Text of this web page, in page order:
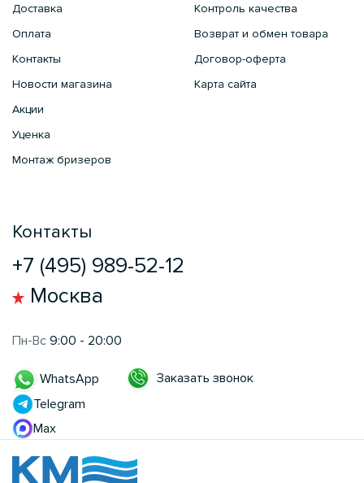
Доставка
Оплата
Контакты
Новости магазина
Акции
Уценка
Монтаж бризеров
Контроль качества
Возврат и обмен товара
Договор-оферта
Карта сайта
Контакты
+7 (495) 989-52-12
Москва
Пн-Вс 9:00 - 20:00
WhatsApp
Telegram
Max
Заказать звонок